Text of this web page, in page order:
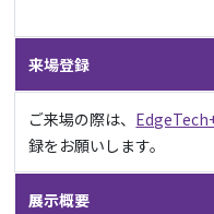
来場登録
ご来場の際は、
録をお願いします。
展示概要